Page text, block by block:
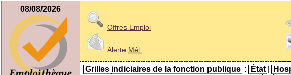
08/08/2026
Offres Emploi
Alerte Mél.
Grilles indiciaires de la fonction publique : État